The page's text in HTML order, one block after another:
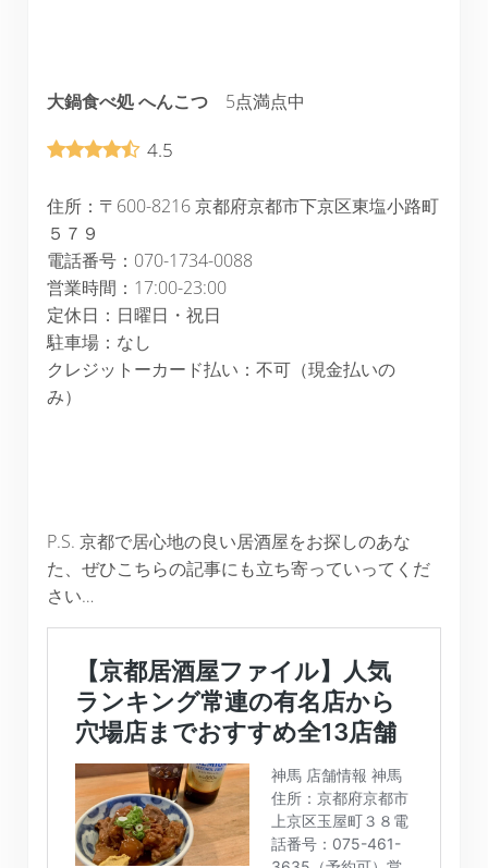
大鍋食べ処 へんこつ5点満点中
4.5
住所：〒600-8216 京都府京都市下京区東塩小路町
５７９
電話番号：070-1734-0088
営業時間：17:00-23:00
定休日：日曜日・祝日
駐車場：なし
クレジットーカード払い：不可（現金払いの
み）
P.S. 京都で居心地の良い居酒屋をお探しのあな
た、ぜひこちらの記事にも立ち寄っていってくだ
さい…